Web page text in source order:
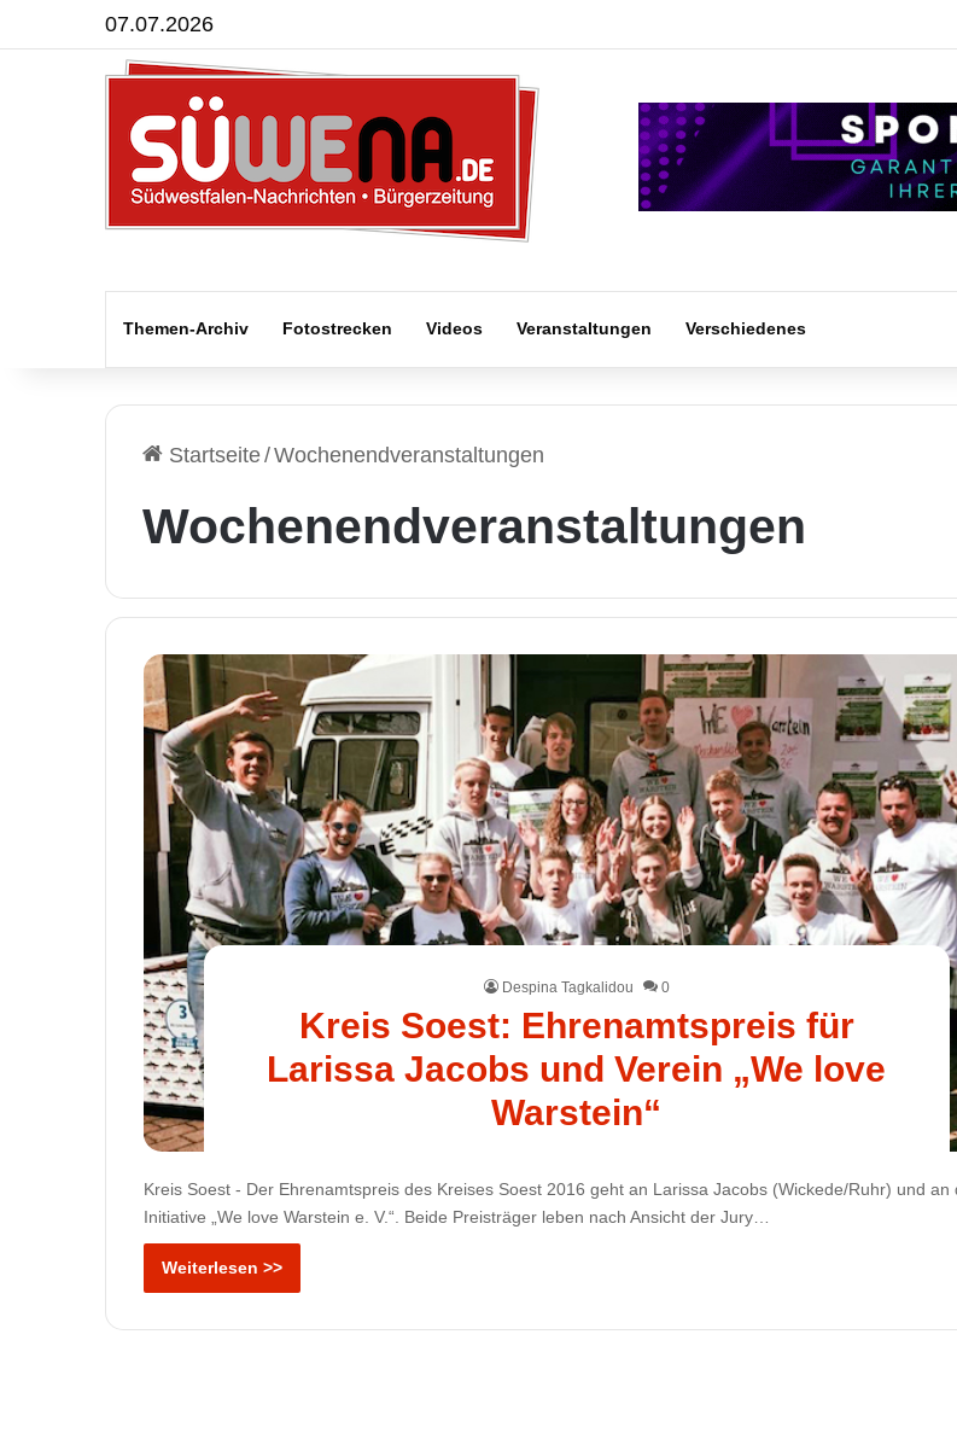
07.07.2026
Themen-Archiv Fotostrecken Videos Veranstaltungen Verschiedenes
Startseite/Wochenendveranstaltungen
Wochenendveranstaltungen
Despina Tagkalidou 0
Kreis Soest: Ehrenamtspreis für
Larissa Jacobs und Verein „We love
Warstein“
Kreis Soest - Der Ehrenamtspreis des Kreises Soest 2016 geht an Larissa Jacobs (Wickede/Ruhr) und an
Initiative „We love Warstein e. V.“. Beide Preisträger leben nach Ansicht der Jury…
Weiterlesen >>